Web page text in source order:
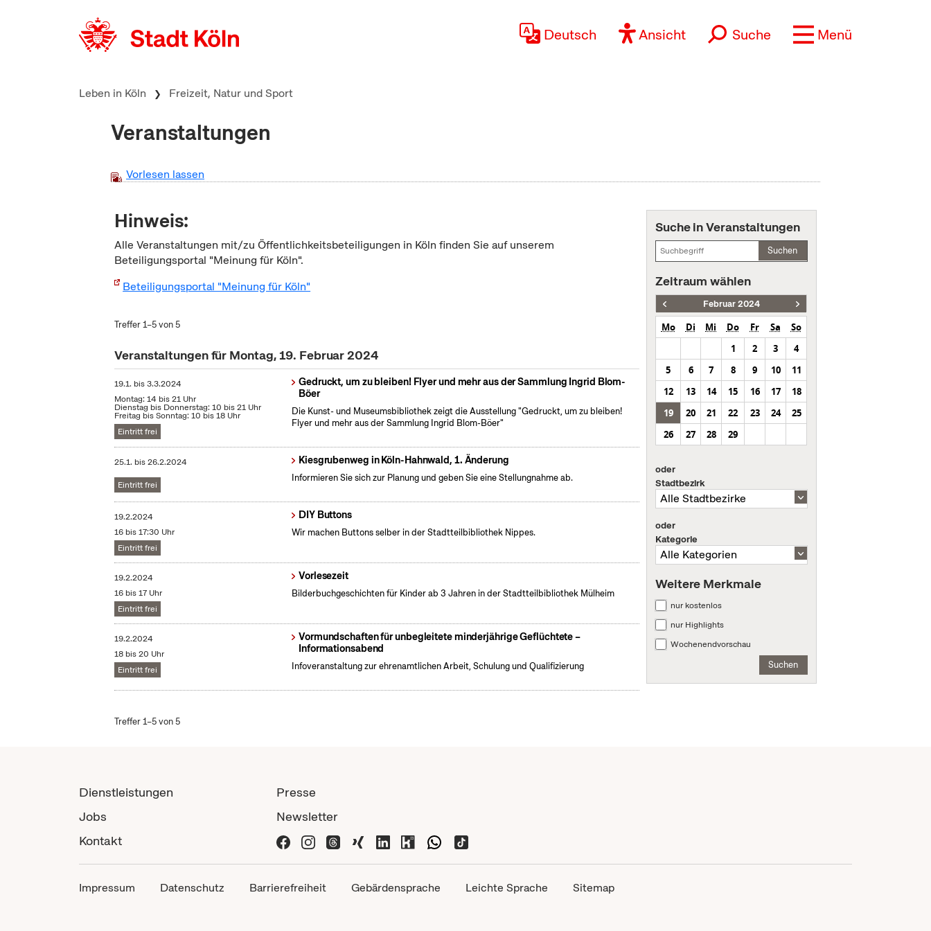
Deutsch Ansicht Suche Menü
Leben in Köln Freizeit, Natur und Sport
Veranstaltungen
Vorlesen lassen
Hinweis:
Alle Veranstaltungen mit/zu Öffentlichkeitsbeteiligungen in Köln finden Sie auf unserem
Beteiligungsportal "Meinung für Köln".
Beteiligungsportal "Meinung für Köln"
Treffer 1–5 von 5
Veranstaltungen für Montag, 19. Februar 2024
19.1. bis3.3.2024
Montag: 14 bis 21 Uhr
Dienstag bis Donnerstag: 10 bis 21 Uhr
Freitag bis Sonntag: 10 bis 18 Uhr
Eintritt frei
Gedruckt, um zu bleiben! Flyer und mehr aus der Sammlung Ingrid Blom-
Böer
Die Kunst- und Museumsbibliothek zeigt die Ausstellung "Gedruckt, um zu bleiben!
Flyer und mehr aus der Sammlung Ingrid Blom-Böer"
25.1. bis26.2.2024
Eintritt frei
Kiesgrubenweg in Köln-Hahnwald, 1. Änderung
Informieren Sie sich zur Planung und geben Sie eine Stellungnahme ab.
19.2.2024
16 bis 17:30 Uhr
Eintritt frei
DIY Buttons
Wir machen Buttons selber in der Stadtteilbibliothek Nippes.
19.2.2024
16 bis 17 Uhr
Eintritt frei
Vorlesezeit
Bilderbuchgeschichten für Kinder ab 3 Jahren in der Stadtteilbibliothek Mülheim
19.2.2024
18 bis 20 Uhr
Eintritt frei
Vormundschaften für unbegleitete minderjährige Geflüchtete –
Informationsabend
Infoveranstaltung zur ehrenamtlichen Arbeit, Schulung und Qualifizierung
Treffer 1–5 von 5
Suche in Veranstaltungen
Suchen
Zeitraum wählen
Februar 2024
Mo Di Mi Do Fr Sa
So
1
2 3
4
5
6 7 8 9 10
11
12
13 14 15 16 17
18
19
20 21 22 23 24
25
26
27 28 29
oder
Stadtbezirk
oder
Kategorie
Weitere Merkmale
nur kostenlos
nur Highlights
Wochenendvorschau
Suchen
Dienstleistungen
Jobs
Kontakt
Presse
Newsletter
Impressum Datenschutz Barrierefreiheit Gebärdensprache Leichte Sprache Sitemap